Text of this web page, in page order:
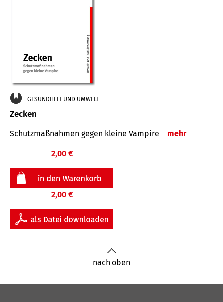
GESUNDHEIT UND UMWELT
Zecken
Schutz­maß­nahmen gegen kleine Vampire mehr
2,00 €
2,00 €
nach oben